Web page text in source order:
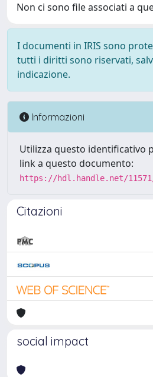
Non ci sono file associati a
I documenti in IRIS sono
tutti i diritti sono riservati,
indicazione.
Informazioni
Utilizza questo identificativo
link a questo documento:
https://hdl.handle.net/11571/
Citazioni
social impact